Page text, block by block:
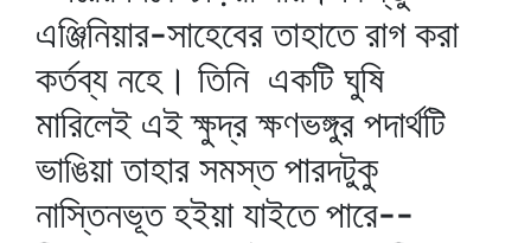
এঞ্জিনিয়ার-সাহেবের তাহাতে রাগ করা
কর্তব্য নহে। তিনি একটি ঘুষি
মারিলেই এই ক্ষুদ্র ক্ষণভঙ্গুর পদার্থটি
ভাঙিয়া তাহার সমস্ত পারদটুকু
নাস্তিনভূত হইয়া যাইতে পারে--